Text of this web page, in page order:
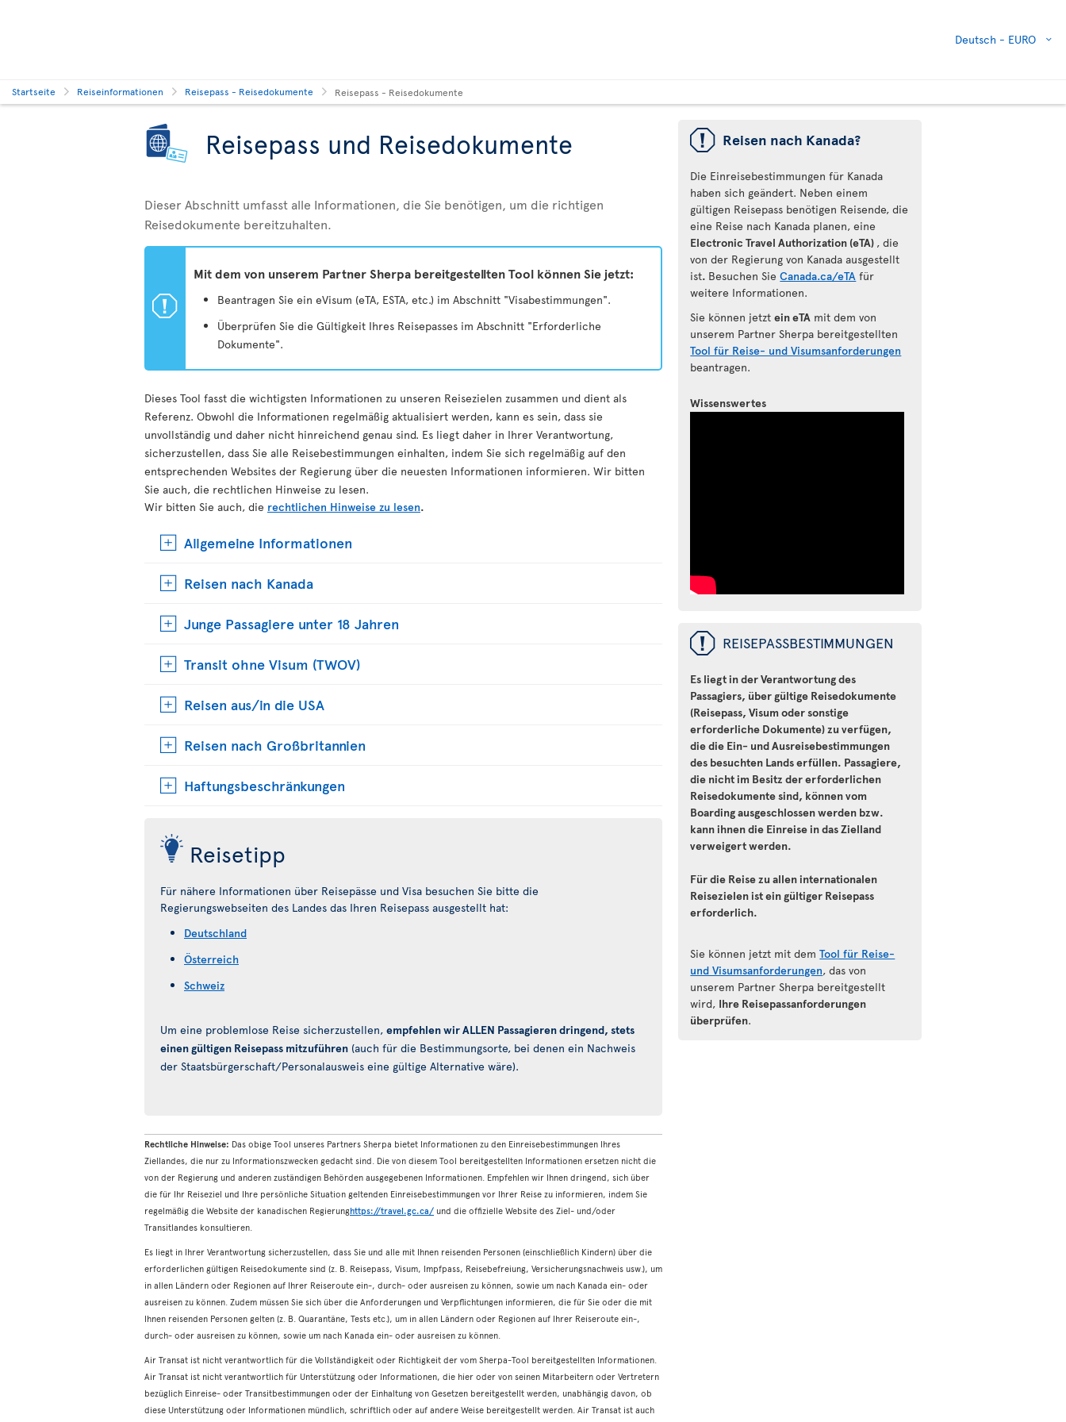
Deutsch - EURO
Startseite Reiseinformationen Reisepass - Reisedokumente Reisepass - Reisedokumente
Reisepass und Reisedokumente
Dieser Abschnitt umfasst alle Informationen, die Sie benötigen, um die richtigen
Reisedokumente bereitzuhalten.
ü
Mit dem von unserem Partner Sherpa bereitgestellten Tool können Sie jetzt:
Beantragen Sie ein eVisum (eTA, ESTA, etc.) im Abschnitt "Visabestimmungen".
Überprüfen Sie die Gültigkeit Ihres Reisepasses im Abschnitt "Erforderliche
Dokumente".
Dieses Tool fasst die wichtigsten Informationen zu unseren Reisezielen zusammen und dient als
Referenz. Obwohl die Informationen regelmäßig aktualisiert werden, kann es sein, dass sie
unvollständig und daher nicht hinreichend genau sind. Es liegt daher in Ihrer Verantwortung,
sicherzustellen, dass Sie alle Reisebestimmungen einhalten, indem Sie sich regelmäßig auf den
entsprechenden Websites der Regierung über die neuesten Informationen informieren. Wir bitten
Sie auch, die rechtlichen Hinweise zu lesen.
Wir bitten Sie auch, die rechtlichen Hinweise zu lesen.
Allgemeine Informationen
Reisen nach Kanada
Junge Passagiere unter 18 Jahren
Transit ohne Visum (TWOV)
Reisen aus/in die USA
Reisen nach Großbritannien
Haftungsbeschränkungen
Reisetipp
Für nähere Informationen über Reisepässe und Visa besuchen Sie bitte die
Regierungswebseiten des Landes das Ihren Reisepass ausgestellt hat:
Deutschland
Österreich
Schweiz
Um eine problemlose Reise sicherzustellen, empfehlen wir ALLEN Passagieren dringend, stets
einen gültigen Reisepass mitzuführen (auch für die Bestimmungsorte, bei denen ein Nachweis
der Staatsbürgerschaft/Personalausweis eine gültige Alternative wäre).
Rechtliche Hinweise: Das obige Tool unseres Partners Sherpa bietet Informationen zu den Einreisebestimmungen Ihres
Ziellandes, die nur zu Informationszwecken gedacht sind. Die von diesem Tool bereitgestellten Informationen ersetzen nicht die
von der Regierung und anderen zuständigen Behörden ausgegebenen Informationen. Empfehlen wir Ihnen dringend, sich über
die für Ihr Reiseziel und Ihre persönliche Situation geltenden Einreisebestimmungen vor Ihrer Reise zu informieren, indem Sie
regelmäßig die Website der kanadischen Regierunghttps://travel.gc.ca/ und die offizielle Website des Ziel- und/oder
Transitlandes konsultieren.
Es liegt in Ihrer Verantwortung sicherzustellen, dass Sie und alle mit Ihnen reisenden Personen (einschließlich Kindern) über die
erforderlichen gültigen Reisedokumente sind (z. B. Reisepass, Visum, Impfpass, Reisebefreiung, Versicherungsnachweis usw.), um
in allen Ländern oder Regionen auf Ihrer Reiseroute ein-, durch- oder ausreisen zu können, sowie um nach Kanada ein- oder
ausreisen zu können. Zudem müssen Sie sich über die Anforderungen und Verpflichtungen informieren, die für Sie oder die mit
Ihnen reisenden Personen gelten (z. B. Quarantäne, Tests etc.), um in allen Ländern oder Regionen auf Ihrer Reiseroute ein-,
durch- oder ausreisen zu können, sowie um nach Kanada ein- oder ausreisen zu können.
Air Transat ist nicht verantwortlich für die Vollständigkeit oder Richtigkeit der vom Sherpa-Tool bereitgestellten Informationen.
Air Transat ist nicht verantwortlich für Unterstützung oder Informationen, die hier oder von seinen Mitarbeitern oder Vertretern
bezüglich Einreise- oder Transitbestimmungen oder der Einhaltung von Gesetzen bereitgestellt werden, unabhängig davon, ob
diese Unterstützung oder Informationen mündlich, schriftlich oder auf andere Weise bereitgestellt werden. Air Transat ist auch
ü Reisen nach Kanada?
Die Einreisebestimmungen für Kanada
haben sich geändert. Neben einem
gültigen Reisepass benötigen Reisende, die
eine Reise nach Kanada planen, eine
Electronic Travel Authorization (eTA) , die
von der Regierung von Kanada ausgestellt
ist. Besuchen SieCanada.ca/eTA für
weitere Informationen.
Sie können jetztein eTA mit dem von
unserem Partner Sherpa bereitgestellten
Tool für Reise- und Visumsanforderungen
beantragen.
Wissenswertes
ü REISEPASSBESTIMMUNGEN
Es liegt in der Verantwortung des
Passagiers, über gültige Reisedokumente
(Reisepass, Visum oder sonstige
erforderliche Dokumente) zu verfügen,
die die Ein- und Ausreisebestimmungen
des besuchten Lands erfüllen. Passagiere,
die nicht im Besitz der erforderlichen
Reisedokumente sind, können vom
Boarding ausgeschlossen werden bzw.
kann ihnen die Einreise in das Zielland
verweigert werden.
Für die Reise zu allen internationalen
Reisezielen ist ein gültiger Reisepass
erforderlich.
Sie können jetzt mit demTool für Reise-
und Visumsanforderungen, das von
unserem Partner Sherpa bereitgestellt
wird, Ihre Reisepassanforderungen
überprüfen.